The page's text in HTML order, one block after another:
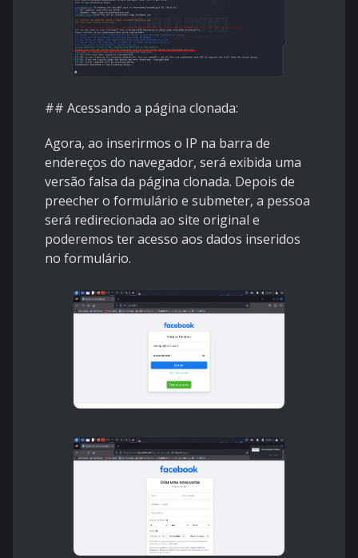
## Acessando a página clonada:
Agora, ao inserirmos o IP na barra de
endereços do navegador, será exibida uma
versão falsa da página clonada. Depois de
preecher o formulário e submeter, a pessoa
será redirecionada ao site original e
poderemos ter acesso aos dados inseridos
no formulário.